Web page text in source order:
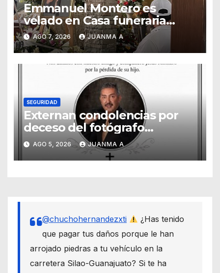
Emmanuel Montero es
velado en Casa funeraria
Forasté
AGO 7, 2026 JUANMA A
SEGURIDAD
Externan condolencias por
deceso del fotógrafo
Emmanuel Montero
AGO 5, 2026 JUANMA A
@chuchohernandezxti
¿Has tenido
que pagar tus daños porque le han
arrojado piedras a tu vehículo en la
carretera Silao-Guanajuato? Si te ha